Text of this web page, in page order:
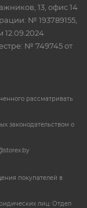
13, офис 14
№ 193789155,
№ 749745 от
рассматривать
законодательством о
покупателей в
лиц: Отдел